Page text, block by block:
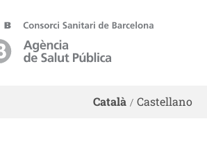
de Salut Pública de Barcelona
Català Castellano